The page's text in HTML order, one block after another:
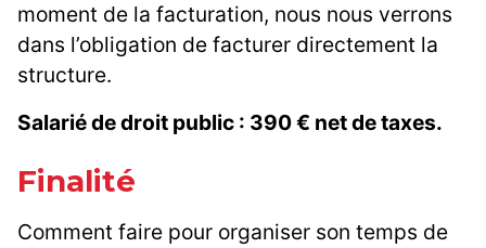
moment de la facturation, nous nous verrons
dans l’obligation de facturer directement la
structure.
Salarié de droit public : 390 € net de taxes.
Finalité
Comment faire pour organiser son temps de